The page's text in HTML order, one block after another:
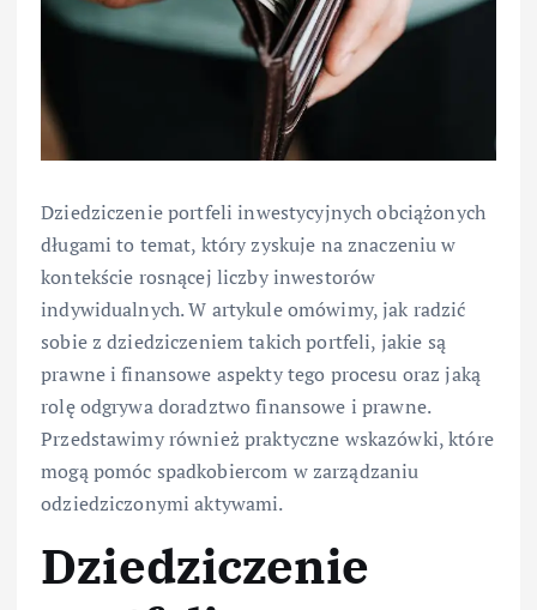
Dziedziczenie portfeli inwestycyjnych obciążonych
długami to temat, który zyskuje na znaczeniu w
kontekście rosnącej liczby inwestorów
indywidualnych. W artykule omówimy, jak radzić
sobie z dziedziczeniem takich portfeli, jakie są
prawne i finansowe aspekty tego procesu oraz jaką
rolę odgrywa doradztwo finansowe i prawne.
Przedstawimy również praktyczne wskazówki, które
mogą pomóc spadkobiercom w zarządzaniu
odziedziczonymi aktywami.
Dziedziczenie